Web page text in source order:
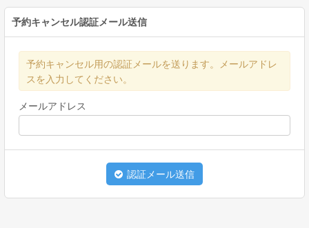
予約キャンセル認証メール送信
予約キャンセル用の認証メールを送ります。メールアドレ
スを入力してください。
メールアドレス
認証メール送信